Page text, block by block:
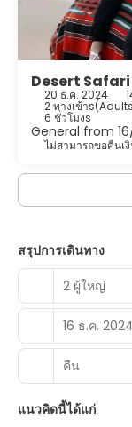
Desert
20 ธ.ค. 2024
2 ทางเข้าs(
6 ชั่วโมงs
General from
ไม่สามารถขอคืนเ
สรุปการเดินทาง
2 ผู้ใหญ่
16 ธ.ค.
คืน
แนวคิดนี้ได้แก่